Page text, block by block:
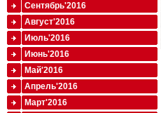
Сентябрь'2016
Август'2016
Июль'2016
Июнь'2016
Май'2016
Апрель'2016
Март'2016